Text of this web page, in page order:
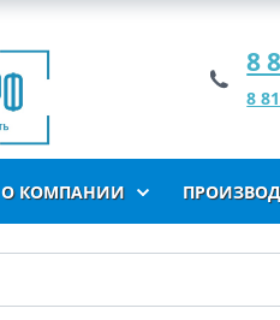
8
8
О КОМПАНИИ